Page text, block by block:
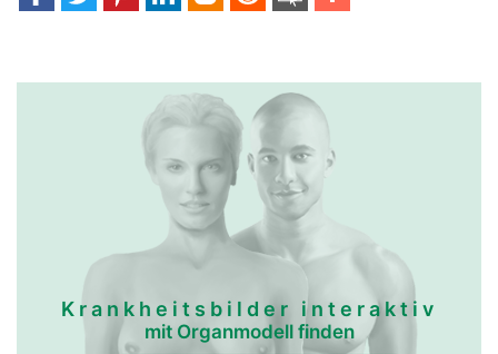
Krankheitsbilder interaktiv
mit Organmodell finden